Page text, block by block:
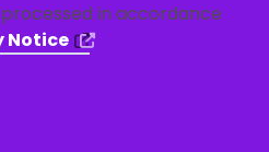
in accordance
Notice